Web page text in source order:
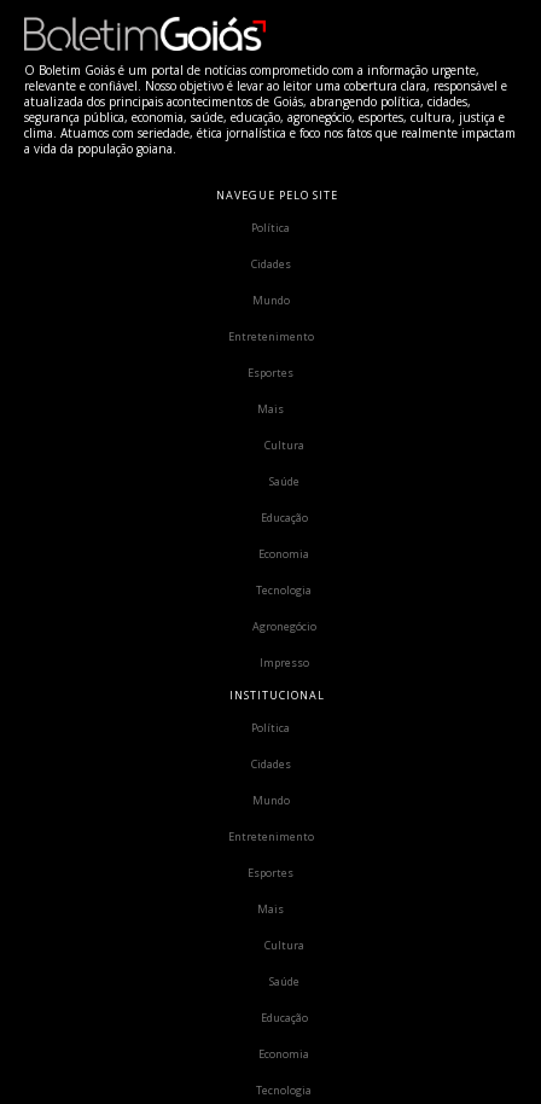
O Boletim Goiás é um portal de notícias comprometido com a informação urgente,
relevante e confiável. Nosso objetivo é levar ao leitor uma cobertura clara, responsável e
atualizada dos principais acontecimentos de Goiás, abrangendo política, cidades,
segurança pública, economia, saúde, educação, agronegócio, esportes, cultura, justiça e
clima. Atuamos com seriedade, ética jornalística e foco nos fatos que realmente impactam
a vida da população goiana.
NAVEGUE PELO SITE
Política
Cidades
Mundo
Entretenimento
Esportes
Mais
Cultura
Saúde
Educação
Economia
Tecnologia
Agronegócio
Impresso
INSTITUCIONAL
Política
Cidades
Mundo
Entretenimento
Esportes
Mais
Cultura
Saúde
Educação
Economia
Tecnologia